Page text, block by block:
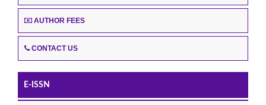
AUTHOR FEES
CONTACT US
E-ISSN